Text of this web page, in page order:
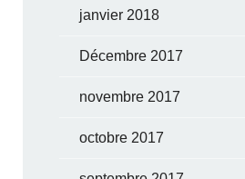
janvier 2018
Décembre 2017
novembre 2017
octobre 2017